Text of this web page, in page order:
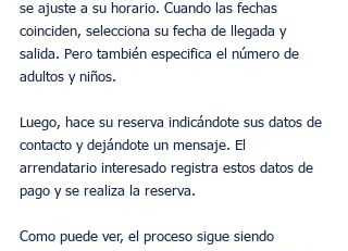
se ajuste a su horario. Cuando las fechas
coinciden, selecciona su fecha de llegada y
salida. Pero también especifica el número de
adultos y niños.
Luego, hace su reserva indicándote sus datos de
contacto y dejándote un mensaje. El
arrendatario interesado registra estos datos de
pago y se realiza la reserva.
Como puede ver, el proceso sigue siendo